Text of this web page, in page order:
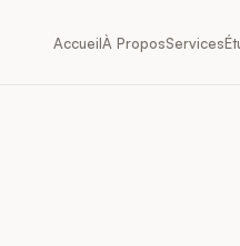
AccueilÀ ProposServices